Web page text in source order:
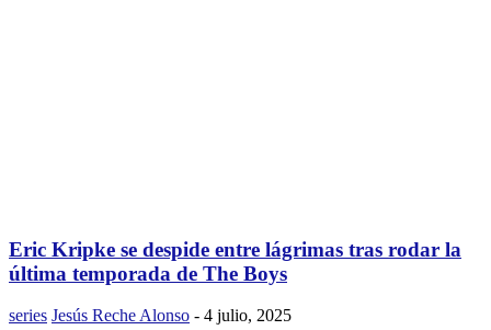
Eric Kripke se despide entre lágrimas tras rodar la
última temporada de The Boys
series Jesús Reche Alonso - 4 julio, 2025